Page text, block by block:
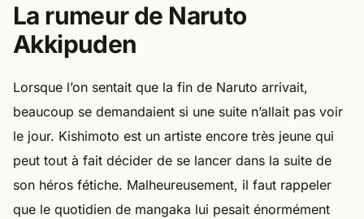
La rumeur de Naruto
Akkipuden
Lorsque l’on sentait que la fin de Naruto arrivait,
beaucoup se demandaient si une suite n’allait pas voir
le jour. Kishimoto est un artiste encore très jeune qui
peut tout à fait décider de se lancer dans la suite de
son héros fétiche. Malheureusement, il faut rappeler
que le quotidien de mangaka lui pesait énormément